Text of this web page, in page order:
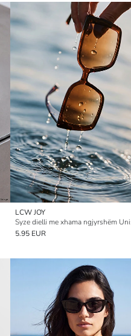
LCW JOY
Syze dielli me xhama ngjyrshëm
5.95 EUR